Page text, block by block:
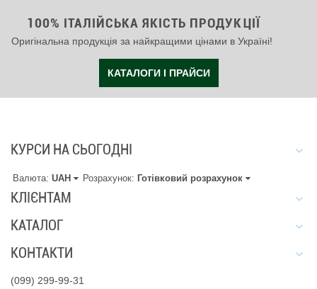
100% ІТАЛІЙСЬКА ЯКІСТЬ ПРОДУКЦІЇ
Оригінальна продукція за найкращими цінами в Україні!
КАТАЛОГИ І ПРАЙСИ
КУРСИ НА СЬОГОДНІ
Валюта: UAH Розрахунок: Готівковий розрахунок
КЛІЄНТАМ
КАТАЛОГ
КОНТАКТИ
(099) 299-99-31